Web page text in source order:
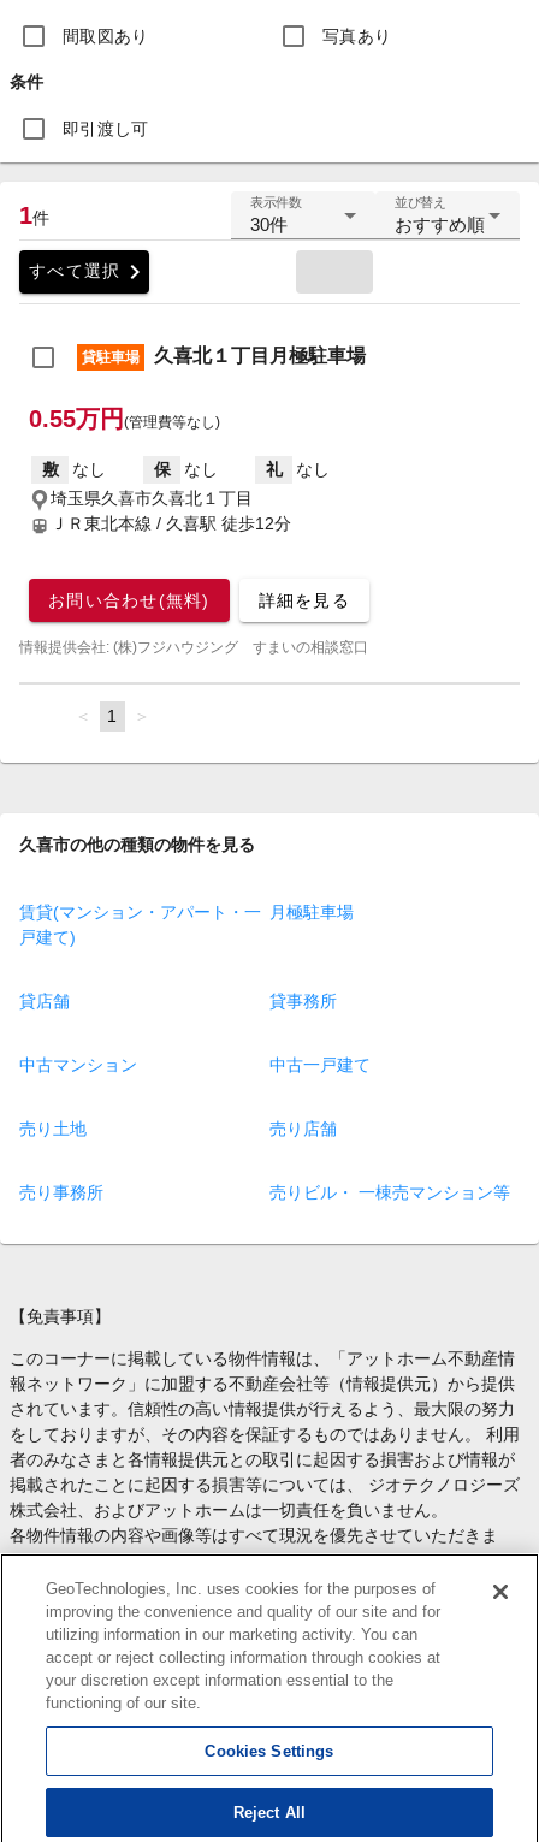
間取図あり 写真あり
条件
即引渡し可
1件
表示件数
30件
並び替え
おすすめ順
すべて選択 chevron_right
貸駐車場 久喜北１丁目月極駐車場
0.55万円 (管理費等なし)
敷 なし 保 なし 礼
なし
埼玉県久喜市久喜北１丁目
ＪＲ東北本線 / 久喜駅 徒歩12分
お問い合わせ(無料) 詳細を見る
情報提供会社: (株)フジハウジング すまいの相談窓口
page
You're
page
1 page
久喜市の他の種類の物件を見る
賃貸(マンション・アパート・一
戸建て)
月極駐車場
貸店舗 貸事務所
中古マンション 中古一戸建て
売り土地 売り店舗
売り事務所 売りビル・ 一棟売マンション等
【免責事項】
このコーナーに掲載している物件情報は、「アットホーム不動産情
報ネットワーク」に加盟する不動産会社等（情報提供元）から提供
されています。信頼性の高い情報提供が行えるよう、最大限の努力
をしておりますが、その内容を保証するものではありません。 利用
者のみなさまと各情報提供元との取引に起因する損害および情報が
掲載されたことに起因する損害等については、 ジオテクノロジーズ
株式会社、およびアットホームは一切責任を負いません。
各物件情報の内容や画像等はすべて現況を優先させていただきま
す。
お取引等（お取引の準備、資金調達等を含みます）の際には、内容
や契約条件等について、 各情報提供元より十分な説明を受け、ご自
身でご確認の上、判断してください。
このコーナーへの物件情報のご掲載、その他不動産業務ソリューシ
ョン等についての不動産会社様のお問合せはこちら
します。
Copyright(c) At Home Co.,Ltd. このサイトに掲載している情報の無断転載を禁止します。著作権
はアットホーム（株）またはその情報提供者に帰属します。
GeoTechnologies, Inc. uses cookies for the purposes of
improving the convenience and quality of our site and for
utilizing information in our marketing activity. You can
accept or reject collecting information through cookies at
your discretion except information essential to the
functioning of our site.
Cookies Settings
Reject All